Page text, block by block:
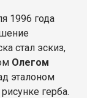
1996 года
стал эскиз,
Олегом
эталоном
герба.